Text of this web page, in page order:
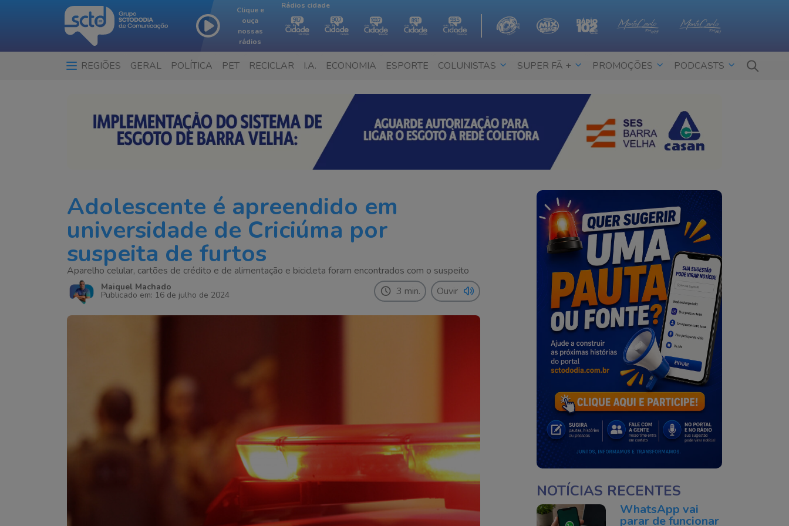
Clique e
ouça
nossas
rádios
Rádios cidade
REGIÕES GERAL POLÍTICA PET RECICLAR I.A. ECONOMIA ESPORTE COLUNISTAS SUPER FÃ + PROMOÇÕES PODCASTS
Adolescente é apreendido em
universidade de Criciúma por
suspeita de furtos
Aparelho celular, cartões de crédito e de alimentação e bicicleta foram encontrados com o suspeito
Maiquel Machado
Publicado em: 16 de julho de 2024 3 min. Ouvir
NOTÍCIAS RECENTES
WhatsApp vai
parar de funcionar